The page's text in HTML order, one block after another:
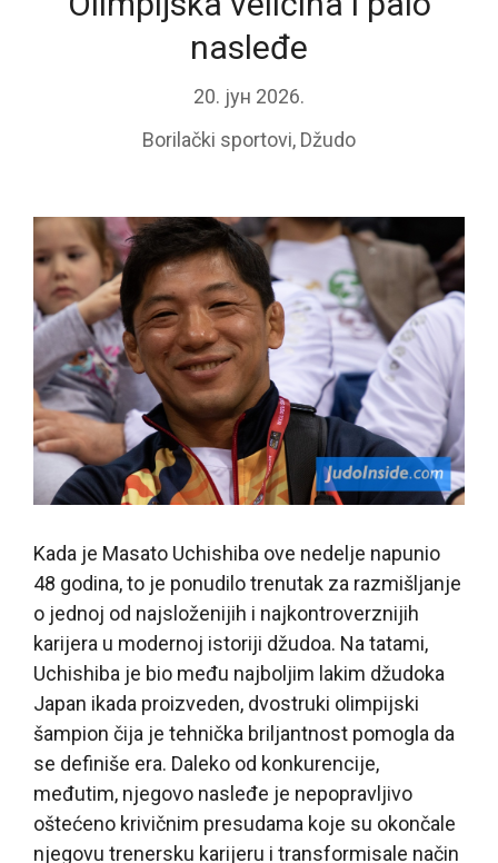
nasleđe
20. јун 2026.
Borilački sportovi, Džudo
Kada je Masato Uchishiba ove nedelje napunio
48 godina, to je ponudilo trenutak za razmišljanje
o jednoj od najsloženijih i najkontroverznijih
karijera u modernoj istoriji džudoa. Na tatami,
Uchishiba je bio među najboljim lakim džudoka
Japan ikada proizveden, dvostruki olimpijski
šampion čija je tehnička briljantnost pomogla da
se definiše era. Daleko od konkurencije,
međutim, njegovo nasleđe je nepopravljivo
oštećeno krivičnim presudama koje su okončale
njegovu trenersku karijeru i transformisale način